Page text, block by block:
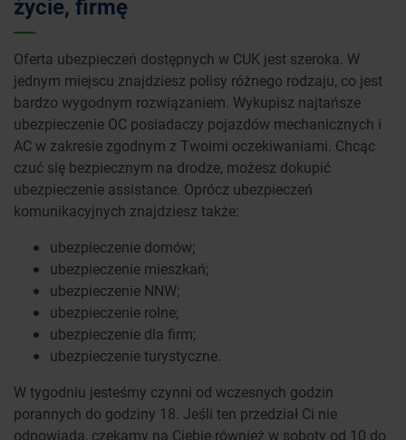
życie, firmę
Oferta ubezpieczeń dostępnych w CUK jest szeroka. W
jednym miejscu znajdziesz polisy różnego rodzaju, co jest
bardzo wygodnym rozwiązaniem. Wykupisz najtańsze
ubezpieczenie OC posiadaczy pojazdów mechanicznych i
AC w zakresie zgodnym z Twoimi oczekiwaniami. Chcąc
czuć się bezpiecznym na drodze, możesz dokupić
ubezpieczenie assistance. Oprócz ubezpieczeń
komunikacyjnych znajdziesz także:
ubezpieczenie domów;
ubezpieczenie mieszkań;
ubezpieczenie NNW;
ubezpieczenie rolne;
ubezpieczenie dla firm;
ubezpieczenie turystyczne.
W tygodniu jesteśmy czynni od wczesnych godzin
porannych do godziny 18. Jeśli ten przedział Ci nie
odpowiada, czekamy na Ciebie również w soboty od 10 do